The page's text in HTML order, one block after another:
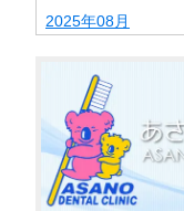
2025年08月
2025年06月
2025年02月
2025年01月
2024年12月